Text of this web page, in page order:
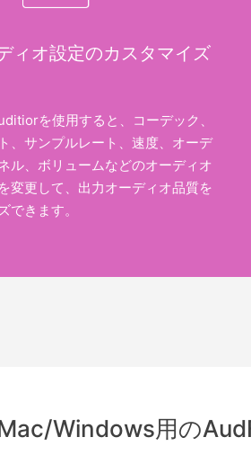
ィオ設定のカスタマイズ
を使用すると、コーデック、
、サンプルレート、速度、オーデ
ル、ボリュームなどのオーディオ
変更して、出力オーディオ品質を
できます。
Windows用の